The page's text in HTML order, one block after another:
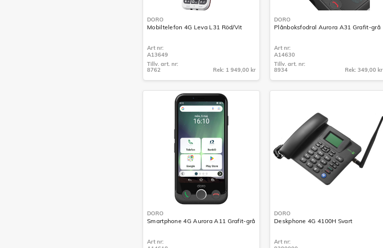
DORO
Mobiltelefon 4G Leva L31 Röd/Vit
Art nr:
A13649
8762
Tillv. art. nr:
8762
Rek: 1 949,00 kr
DORO
Plånboksfodral Aurora A31 Grafit-grå
Art nr:
A14630
8934
Tillv. art. nr:
8934
Rek: 349,00 kr
DORO
Smartphone 4G Aurora A11 Grafit-grå
Art nr:
DORO
Deskphone 4G 4100H Svart
Art nr: